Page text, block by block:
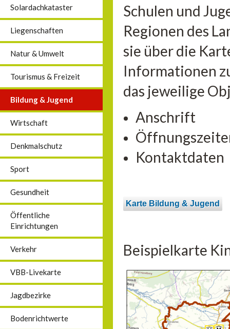
Solardachkataster
Liegenschaften
Natur & Umwelt
Tourismus & Freizeit
Bildung & Jugend
Wirtschaft
Denkmalschutz
Sport
Gesundheit
Öffentliche
Einrichtungen
Verkehr
VBB-Livekarte
Jagdbezirke
Bodenrichtwerte
Schulen und
Regionen des
sie über die
Informationen
das jeweilige
Anschrift
Kontaktdaten
Karte Bildung & Jugend
Beispielkarte